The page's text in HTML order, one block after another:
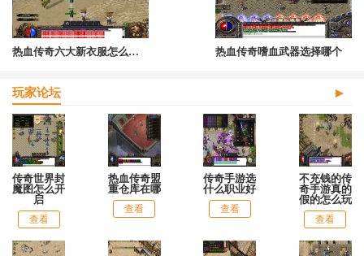
热血传奇六大新衣服怎么获得 热血传奇嗜血武器选择哪个
玩家论坛
传奇世界封
魔图怎么开
启
查看
热血传奇盟
重仓库在哪
查看
传奇手游选
什么职业好
查看
不充钱的传
奇手游真的
假的怎么玩
查看